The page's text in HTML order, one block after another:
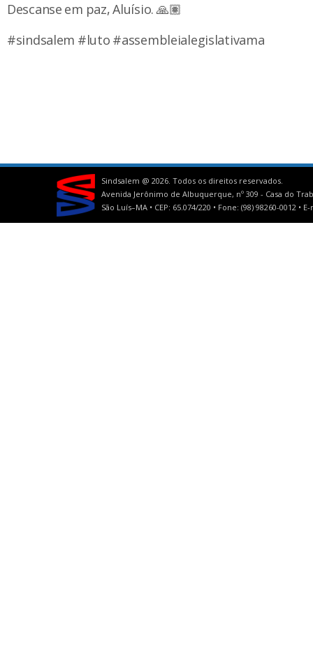
Descanse em paz, Aluísio. 🙏🏽
#sindsalem #luto #assembleialegislativama
Sindsalem @ 2026. Todos os direitos reservados.
Avenida Jerônimo de Albuquerque, nº 309 - Casa do
São Luís–MA • CEP: 65.074/220 • Fone: (98) 98260-0012